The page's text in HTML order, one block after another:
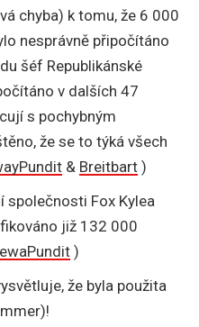
chyba) k tomu, že 6 000
nesprávně připočítáno
šéf Republikánské
v dalších 47
s pochybným
že se to týká všech
& Breitbart )
společnosti Fox Kylea
již 132 000
)
že byla použita